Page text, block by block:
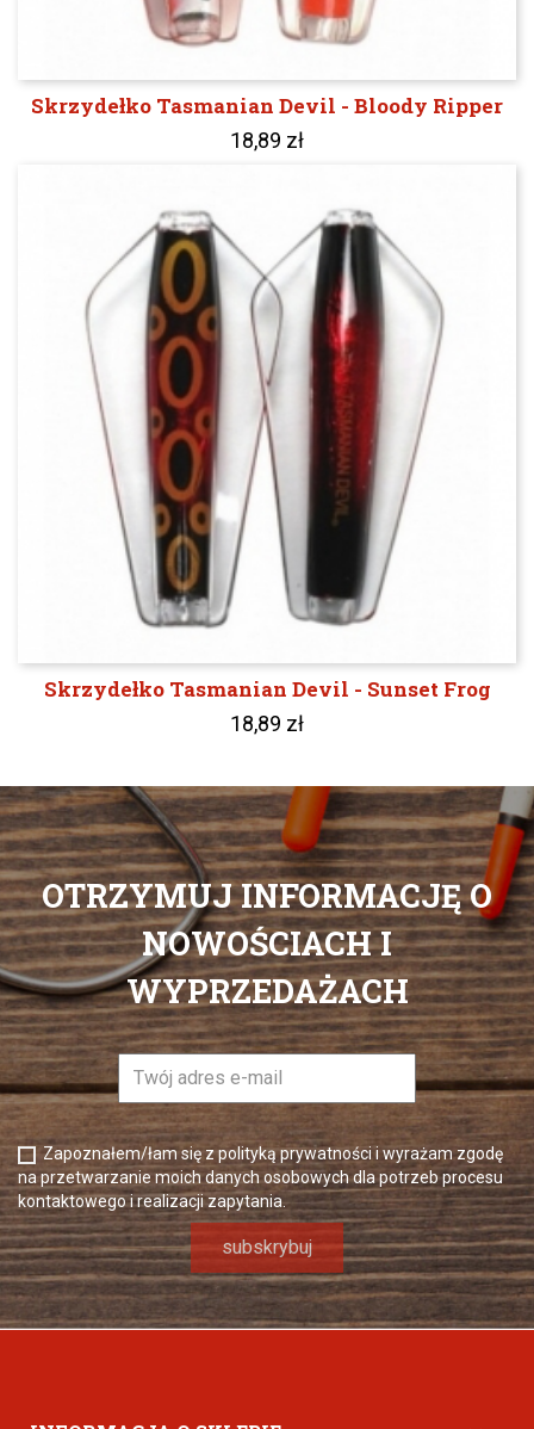
Skrzydełko Tasmanian Devil - Bloody Ripper
18,89 zł
Skrzydełko Tasmanian Devil - Sunset Frog
18,89 zł
OTRZYMUJ INFORMACJĘ O
NOWOŚCIACH I
WYPRZEDAŻACH
Zapoznałem/łam się z polityką prywatności i wyrażam zgodę
na przetwarzanie moich danych osobowych dla potrzeb procesu
kontaktowego i realizacji zapytania.